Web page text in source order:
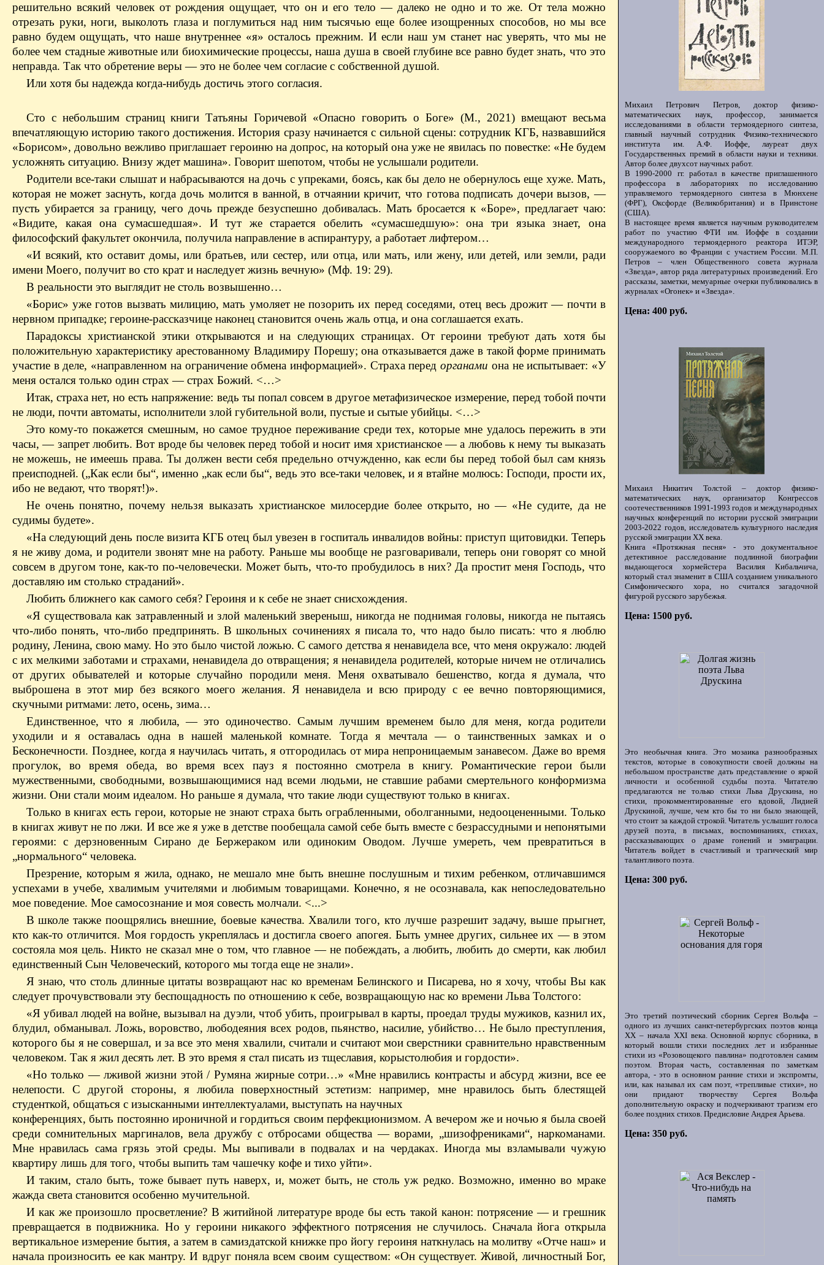
решительно всякий человек от рождения ощущает, что он и его тело — далеко не одно и то же. От тела можно
отрезать руки, ноги, выколоть глаза и поглумиться над ним тысячью еще более изощренных способов, но мы все
равно будем ощущать, что наше внутреннее «я» осталось прежним. И если наш ум станет нас уверять, что мы не
более чем стадные животные или биохимические процессы, наша душа в своей глубине все равно будет знать, что это
неправда. Так что обретение веры — это не более чем согласие с собственной душой.
Или хотя бы надежда когда-нибудь достичь этого согласия.
Сто с небольшим страниц книги Татьяны Горичевой «Опасно говорить о Боге» (М., 2021) вмещают весьма
впечатляющую историю такого достижения. История сразу начинается с сильной сцены: сотрудник КГБ, назвавшийся
«Борисом», довольно вежливо приглашает героиню на допрос, на который она уже не явилась по повестке: «Не будем
усложнять ситуацию. Внизу ждет машина». Говорит шепотом, чтобы не услышали родители.
Родители все-таки слышат и набрасываются на дочь с упреками, боясь, как бы дело не обернулось еще хуже. Мать,
которая не может заснуть, когда дочь молится в ванной, в отчаянии кричит, что готова подписать дочери вызов, —
пусть убирается за границу, чего дочь прежде безуспешно добивалась. Мать бросается к «Боре», предлагает чаю:
«Видите, какая она сумасшедшая». И тут же старается обелить «сумасшедшую»: она три языка знает, она
философский факультет окончила, получила направление в аспирантуру, а работает лифтером…
«И всякий, кто оставит домы, или братьев, или сестер, или отца, или мать, или жену, или детей, или земли, ради
имени Моего, получит во сто крат и наследует жизнь вечную» (Мф. 19: 29).
В реальности это выглядит не столь возвышенно…
«Борис» уже готов вызвать милицию, мать умоляет не позорить их перед соседями, отец весь дрожит — почти в
нервном припадке; героине-рассказчице наконец становится очень жаль отца, и она соглашается ехать.
Парадоксы христианской этики открываются и на следующих страницах. От героини требуют дать хотя бы
положительную характеристику арестованному Владимиру Порешу; она отказывается даже в такой форме принимать
участие в деле, «направленном на ограничение обмена информацией». Страха передорганами она не испытывает: «У
меня остался только один страх — страх Божий. <…>
Итак, страха нет, но есть напряжение: ведь ты попал совсем в другое метафизическое измерение, перед тобой почти
не люди, почти автоматы, исполнители злой губительной воли, пустые и сытые убийцы. <…>
Это кому-то покажется смешным, но самое трудное переживание среди тех, которые мне удалось пережить в эти
часы, — запрет любить. Вот вроде бы человек перед тобой и носит имя христианское — а любовь к нему ты выказать
не можешь, не имеешь права. Ты должен вести себя предельно отчужденно, как если бы перед тобой был сам князь
преисподней. („Как если бы“, именно „как если бы“, ведь это все-таки человек, и я втайне молюсь: Господи, прости их,
ибо не ведают, что творят!)».
Не очень понятно, почему нельзя выказать христианское милосердие более открыто, но — «Не судите, да не
судимы будете».
«На следующий день после визита КГБ отец был увезен в госпиталь инвалидов войны: приступ щитовидки. Теперь
я не живу дома, и родители звонят мне на работу. Раньше мы вообще не разговаривали, теперь они говорят со мной
совсем в другом тоне, как-то по-человечески. Может быть, что-то пробудилось в них? Да простит меня Господь, что
доставляю им столько страданий».
Любить ближнего как самого себя? Героиня и к себе не знает снисхождения.
«Я существовала как затравленный и злой маленький звереныш, никогда не поднимая головы, никогда не пытаясь
что-либо понять, что-либо предпринять. В школьных сочинениях я писала то, что надо было писать: что я люблю
родину, Ленина, свою маму. Но это было чистой ложью. С самого детства я ненавидела все, что меня окружало: людей
с их мелкими заботами и страхами, ненавидела до отвращения; я ненавидела родителей, которые ничем не отличались
от других обывателей и которые случайно породили меня. Меня охватывало бешенство, когда я думала, что
выброшена в этот мир без всякого моего желания. Я ненавидела и всю природу с ее вечно повторяющимися,
скучными ритмами: лето, осень, зима…
Единственное, что я любила, — это одиночество. Самым лучшим временем было для меня, когда родители
уходили и я оставалась одна в нашей маленькой комнате. Тогда я мечтала — о таинственных замках и о
Бесконечности. Позднее, когда я научилась читать, я отгородилась от мира непроницаемым занавесом. Даже во время
прогулок, во время обеда, во время всех пауз я постоянно смотрела в книгу. Романтические герои были
мужественными, свободными, возвышающимися над всеми людьми, не ставшие рабами смертельного конформизма
жизни. Они стали моим идеалом. Но раньше я думала, что такие люди существуют только в книгах.
Только в книгах есть герои, которые не знают страха быть ограбленными, оболганными, недооцененными. Только
в книгах живут не по лжи. И все же я уже в детстве пообещала самой себе быть вместе с безрассудными и непонятыми
героями: с дерзновенным Сирано де Бержераком или одиноким Оводом. Лучше умереть, чем превратиться в
„нормального“ человека.
Презрение, которым я жила, однако, не мешало мне быть внешне послушным и тихим ребенком, отличавшимся
успехами в учебе, хвалимым учителями и любимым товарищами. Конечно, я не осознавала, как непоследовательно
мое поведение. Мое самосознание и моя совесть молчали. <...>
В школе также поощрялись внешние, боевые качества. Хвалили того, кто лучше разрешит задачу, выше прыгнет,
кто как-то отличится. Моя гордость укреплялась и достигла своего апогея. Быть умнее других, сильнее их — в этом
состояла моя цель. Никто не сказал мне о том, что главное — не побеждать, а любить, любить до смерти, как любил
единственный Сын Человеческий, которого мы тогда еще не знали».
Я знаю, что столь длинные цитаты возвращают нас ко временам Белинского и Писарева, но я хочу, чтобы Вы как
следует прочувствовали эту беспощадность по отношению к себе, возвращающую нас ко времени Льва Толстого:
«Я убивал людей на войне, вызывал на дуэли, чтоб убить, проигрывал в карты, проедал труды мужиков, казнил их,
блудил, обманывал. Ложь, воровство, любодеяния всех родов, пьянство, насилие, убийство… Не было преступления,
которого бы я не совершал, и за все это меня хвалили, считали и считают мои сверстники сравнительно нравственным
человеком. Так я жил десять лет. В это время я стал писать из тщеславия, корыстолюбия и гордости».
«Но только — лживой жизни этой / Румяна жирные сотри…» «Мне нравились контрасты и абсурд жизни, все ее
нелепости. С другой стороны, я любила поверхностный эстетизм: например, мне нравилось быть блестящей
студенткой, общаться с изысканными интеллектуалами, выступать на научных
конференциях, быть постоянно ироничной и гордиться своим перфекционизмом. А вечером же и ночью я была своей
среди сомнительных маргиналов, вела дружбу с отбросами общества — ворами, „шизофрениками“, наркоманами.
Мне нравилась сама грязь этой среды. Мы выпивали в подвалах и на чердаках. Иногда мы взламывали чужую
квартиру лишь для того, чтобы выпить там чашечку кофе и тихо уйти».
И таким, стало быть, тоже бывает путь наверх, и, может быть, не столь уж редко. Возможно, именно во мраке
жажда света становится особенно мучительной.
И как же произошло просветление? В житийной литературе вроде бы есть такой канон: потрясение — и грешник
превращается в подвижника. Но у героини никакого эффектного потрясения не случилось. Сначала йога открыла
вертикальное измерение бытия, а затем в самиздатской книжке про йогу героиня наткнулась на молитву «Отче наш» и
начала произносить ее как мантру. И вдруг поняла всем своим существом: «Он существует. Живой, личностный Бог,
Михаил Петрович Петров, доктор физико-
математических наук, профессор, занимается
исследованиями в области термоядерного синтеза,
главный научный сотрудник Физико-технического
института им. А.Ф. Иоффе, лауреат двух
Государственных премий в области науки и техники.
Автор более двухсот научных работ.
В 1990-2000 гг. работал в качестве приглашенного
профессора в лабораториях по исследованию
управляемого термоядерного синтеза в Мюнхене
(ФРГ), Оксфорде (Великобритания) и в Принстоне
(США).
В настоящее время является научным руководителем
работ по участию ФТИ им. Иоффе в создании
международного термоядерного реактора ИТЭР,
сооружаемого во Франции с участием России. М.П.
Петров – член Общественного совета журнала
«Звезда», автор ряда литературных произведений. Его
рассказы, заметки, мемуарные очерки публиковались в
журналах «Огонек» и «Звезда».
Цена: 400 руб.
Михаил Никитич Толстой – доктор физико-
математических наук, организатор Конгрессов
соотечественников 1991-1993 годов и международных
научных конференций по истории русской эмиграции
2003-2022 годов, исследователь культурного наследия
русской эмиграции ХХ века.
Книга «Протяжная песня» - это документальное
детективное расследование подлинной биографии
выдающегося хормейстера Василия Кибальчича,
который стал знаменит в США созданием уникального
Симфонического хора, но считался загадочной
фигурой русского зарубежья.
Цена: 1500 руб.
Это необычная книга. Это мозаика разнообразных
текстов, которые в совокупности своей должны на
небольшом пространстве дать представление о яркой
личности и особенной судьбы поэта. Читателю
предлагаются не только стихи Льва Друскина, но
стихи, прокомментированные его вдовой, Лидией
Друскиной, лучше, чем кто бы то ни было знающей,
что стоит за каждой строкой. Читатель услышит голоса
друзей поэта, в письмах, воспоминаниях, стихах,
рассказывающих о драме гонений и эмиграции.
Читатель войдет в счастливый и трагический мир
талантливого поэта.
Цена: 300 руб.
Это третий поэтический сборник Сергея Вольфа –
одного из лучших санкт-петербургских поэтов конца
ХХ – начала XXI века. Основной корпус сборника, в
который вошли стихи последних лет и избранные
стихи из «Розовощекого павлина» подготовлен самим
поэтом. Вторая часть, составленная по заметкам
автора, - это в основном ранние стихи и экспромты,
или, как называл их сам поэт, «трепливые стихи», но
они придают творчеству Сергея Вольфа
дополнительную окраску и подчеркивают трагизм его
более поздних стихов. Предисловие Андрея Арьева.
Цена: 350 руб.